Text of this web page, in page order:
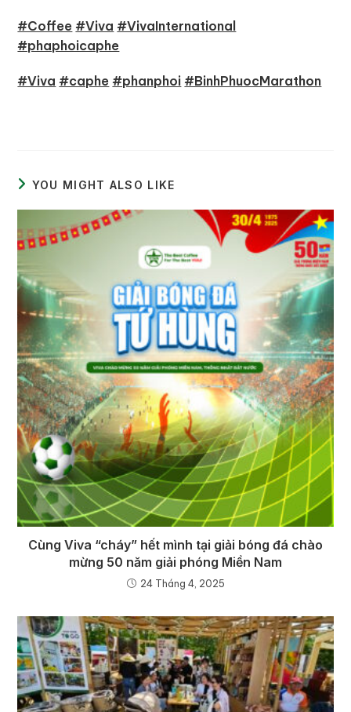
#Coffee #Viva #VivaInternational
#phaphoicaphe
#Viva #caphe #phanphoi #BinhPhuocMarathon
YOU MIGHT ALSO LIKE
Cùng Viva “cháy” hết mình tại giải bóng đá chào
mừng 50 năm giải phóng Miền Nam
24 Tháng 4, 2025